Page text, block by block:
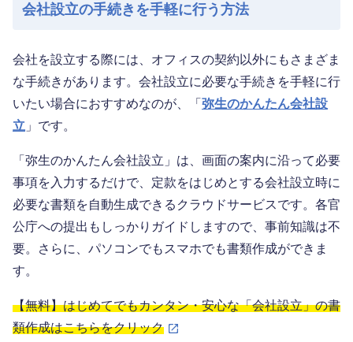
会社設立の手続きを手軽に行う方法
会社を設立する際には、オフィスの契約以外にもさまざま
な手続きがあります。会社設立に必要な手続きを手軽に行
いたい場合におすすめなのが、「 弥生のかんたん会社設
立 」です。
「弥生のかんたん会社設立」は、画面の案内に沿って必要
事項を入力するだけで、定款をはじめとする会社設立時に
必要な書類を自動生成できるクラウドサービスです。各官
公庁への提出もしっかりガイドしますので、事前知識は不
要。さらに、パソコンでもスマホでも書類作成ができま
す。
【無料】はじめてでもカンタン・安心な「会社設立」の書
類作成はこちらをクリック